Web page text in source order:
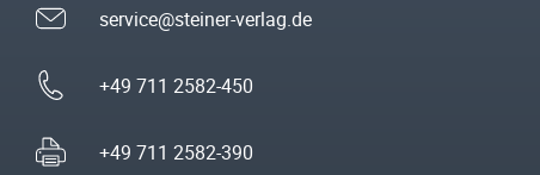
service@steiner-verlag.de
+49 711 2582-450
+49 711 2582-390